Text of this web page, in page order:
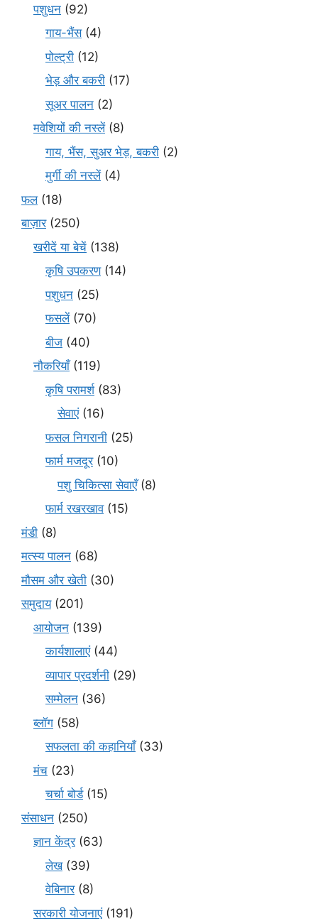
पशुधन (92)
गाय-भैंस(4)
पोल्ट्री (12)
भेड़ और बकरी (17)
सूअर पालन (2)
मवेशियों की नस्लें(8)
गाय, भैंस, सुअर भेड़, बकरी (2)
मुर्गी की नस्लें(4)
फल(18)
बाज़ार(250)
खरीदें या बेचें (138)
कृषि उपकरण(14)
पशुधन (25)
फसलें(70)
बीज (40)
नौकरियाँ(119)
कृषि परामर्श(83)
सेवाएं(16)
फसल निगरानी (25)
फार्म मजदूर(10)
पशु चिकित्सा सेवाएँ(8)
फार्म रखरखाव(15)
मंडी (8)
मत्स्य पालन (68)
मौसम और खेती (30)
समुदाय(201)
आयोजन (139)
कार्यशालाएं(44)
व्यापार प्रदर्शनी (29)
सम्मेलन (36)
ब्लॉग (58)
सफलता की कहानियाँ(33)
मंच (23)
चर्चा बोर्ड(15)
संसाधन (250)
ज्ञान केंद्र(63)
लेख(39)
वेबिनार(8)
सरकारी योजनाएं(191)